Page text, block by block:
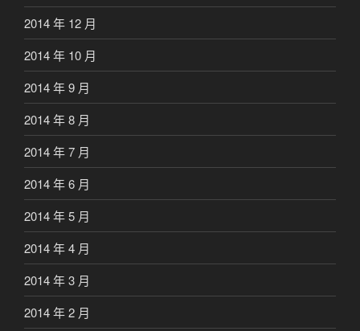
2014 年 12 月
2014 年 10 月
2014 年 9 月
2014 年 8 月
2014 年 7 月
2014 年 6 月
2014 年 5 月
2014 年 4 月
2014 年 3 月
2014 年 2 月